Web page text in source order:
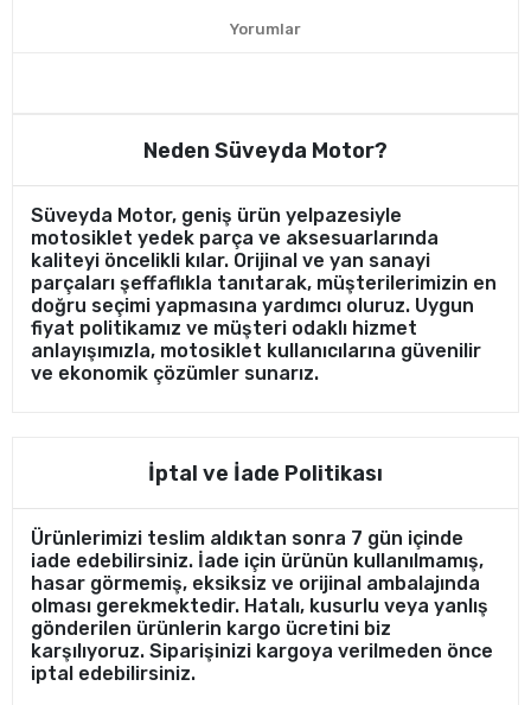
Yorumlar
Neden Süveyda Motor?
Süveyda Motor, geniş ürün yelpazesiyle
motosiklet yedek parça ve aksesuarlarında
kaliteyi öncelikli kılar. Orijinal ve yan sanayi
parçaları şeffaflıkla tanıtarak, müşterilerimizin en
doğru seçimi yapmasına yardımcı oluruz. Uygun
fiyat politikamız ve müşteri odaklı hizmet
anlayışımızla, motosiklet kullanıcılarına güvenilir
ve ekonomik çözümler sunarız.
İptal ve İade Politikası
Ürünlerimizi teslim aldıktan sonra 7 gün içinde
iade edebilirsiniz. İade için ürünün kullanılmamış,
hasar görmemiş, eksiksiz ve orijinal ambalajında
olması gerekmektedir. Hatalı, kusurlu veya yanlış
gönderilen ürünlerin kargo ücretini biz
karşılıyoruz. Siparişinizi kargoya verilmeden önce
iptal edebilirsiniz.